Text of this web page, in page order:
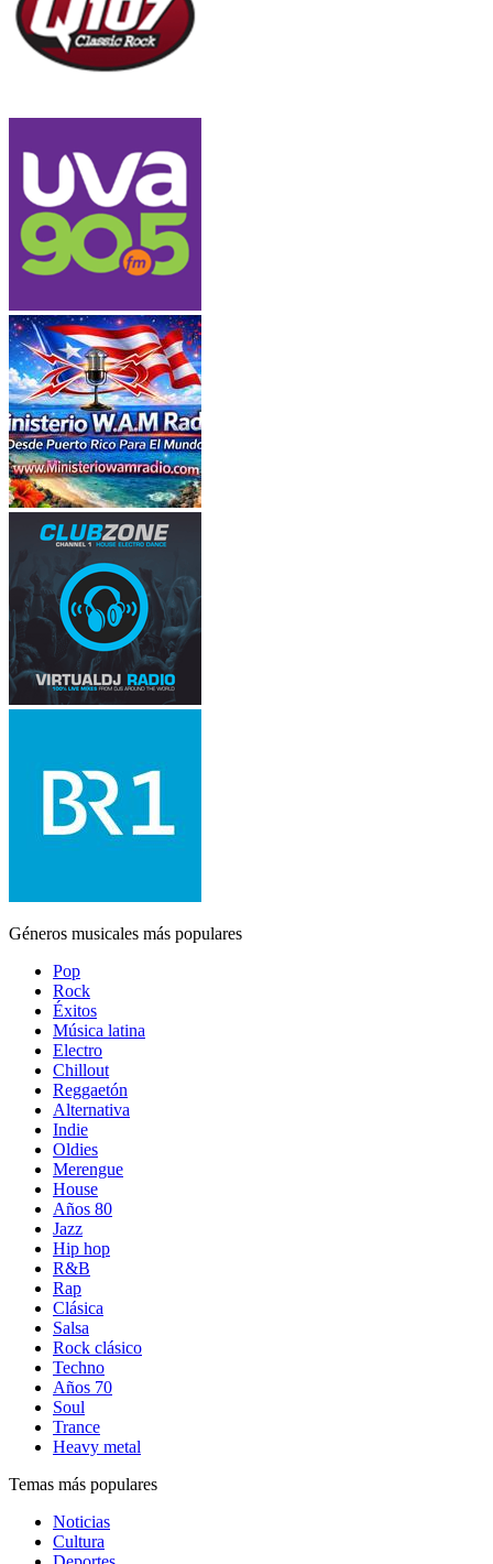
Géneros musicales más populares
Pop
Rock
Éxitos
Música latina
Electro
Chillout
Reggaetón
Alternativa
Indie
Oldies
Merengue
House
Años 80
Jazz
Hip hop
R&B
Rap
Clásica
Salsa
Rock clásico
Techno
Años 70
Soul
Trance
Heavy metal
Temas más populares
Noticias
Cultura